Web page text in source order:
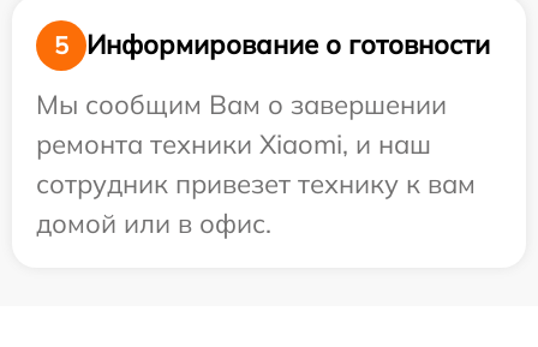
5
Информирование о готовности
Мы сообщим Вам о завершении
ремонта техники Xiaomi, и наш
сотрудник привезет технику к вам
домой или в офис.